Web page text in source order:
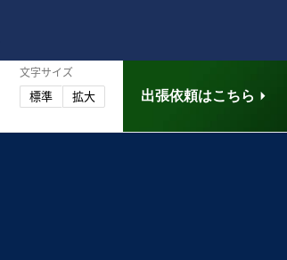
文字サイズ
標準 拡大 出張依頼はこちら